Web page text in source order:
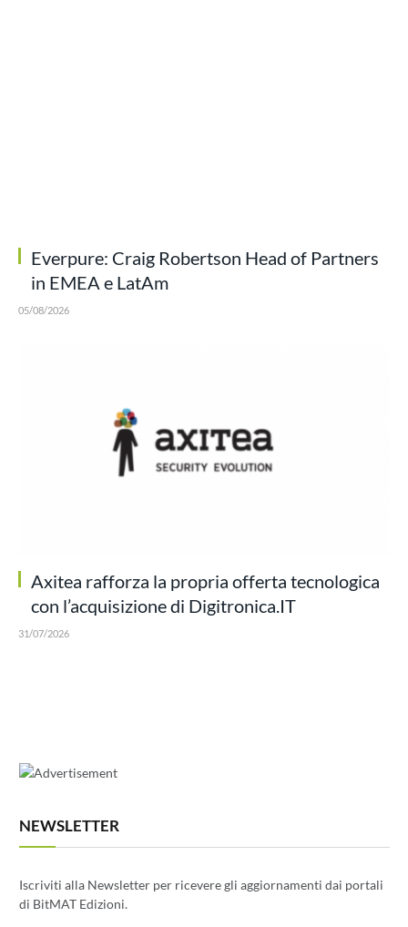
Everpure: Craig Robertson Head of Partners
in EMEA e LatAm
05/08/2026
Axitea rafforza la propria offerta tecnologica
con l’acquisizione di Digitronica.IT
31/07/2026
NEWSLETTER
Iscriviti alla Newsletter per ricevere gli aggiornamenti dai portali
di BitMAT Edizioni.